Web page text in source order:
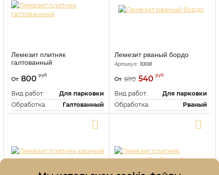
Лемезит плитняк
галтованный
1011
От 800 руб
Вид работ:
Для парковки
Обработка:
Галтованный
Прочность, МПа:
45-200
Лемезит рваный бордо
Артикул: 1008
От 570 540 руб
Вид работ:
Для парковки
Обработка:
Рваный
Прочность, МПа:
45-200